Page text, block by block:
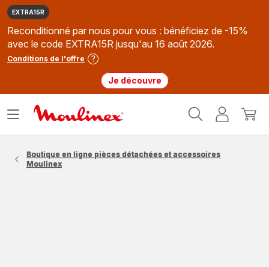
EXTRA15R
Reconditionné par nous pour vous : bénéficiez de -15%
avec le code EXTRA15R jusqu'au 16 août 2026.
Conditions de l'offre
Je découvre
MonMon
Ouvrir
Boutique en ligne pièces détachées et accessoires
Moulinex